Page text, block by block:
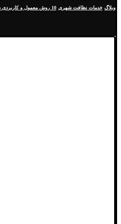
وبلاگ خدمات نظافت شهری 10 روش‌ معمول و کاربردی ضد نشت در ماشین‌ آلات شهری!